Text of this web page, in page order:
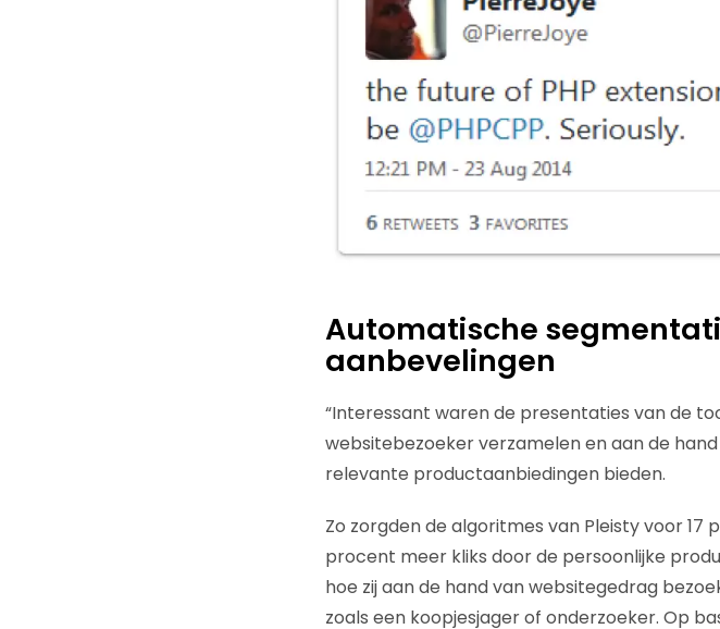
Automatische
aanbevelingen
“Interessant waren de presentaties van de
websitebezoeker verzamelen en aan de
relevante productaanbiedingen bieden.
Zo zorgden de algoritmes van Pleisty voor
procent meer kliks door de persoonlijke
hoe zij aan de hand van websitegedrag
zoals een koopjesjager of onderzoeker. Op